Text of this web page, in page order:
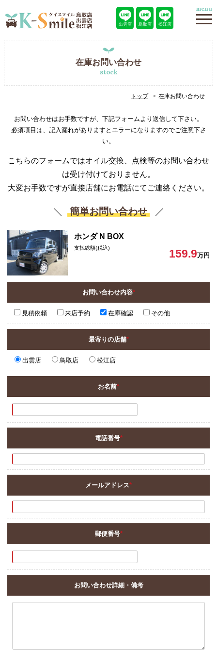
出雲店 鳥取店 松江店
menu
在庫お問い合わせ
stock
トップ 在庫お問い合わせ
お問い合わせはお手数ですが、下記フォームより送信して下さい。
必須項目は、記入漏れがありますとエラーになりますのでご注意下さ
い。
こちらのフォームではオイル交換、点検等のお問い合わせ
は受け付けておりません。
大変お手数ですが直接店舗にお電話にてご連絡ください。
簡単お問い合わせ
ホンダ N BOX
支払総額(税込) 159.9万円
お問い合わせ内容*
見積依頼 来店予約 在庫確認 その他
最寄りの店舗*
出雲店 鳥取店 松江店
お名前*
電話番号*
メールアドレス*
郵便番号*
お問い合わせ詳細・備考